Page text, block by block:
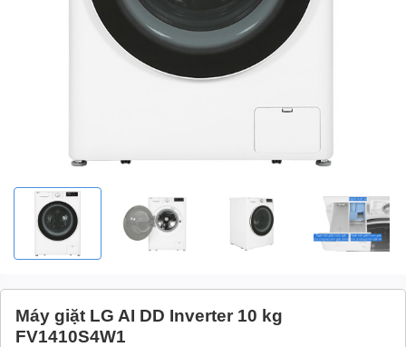
Máy giặt LG AI DD Inverter 10 kg
FV1410S4W1